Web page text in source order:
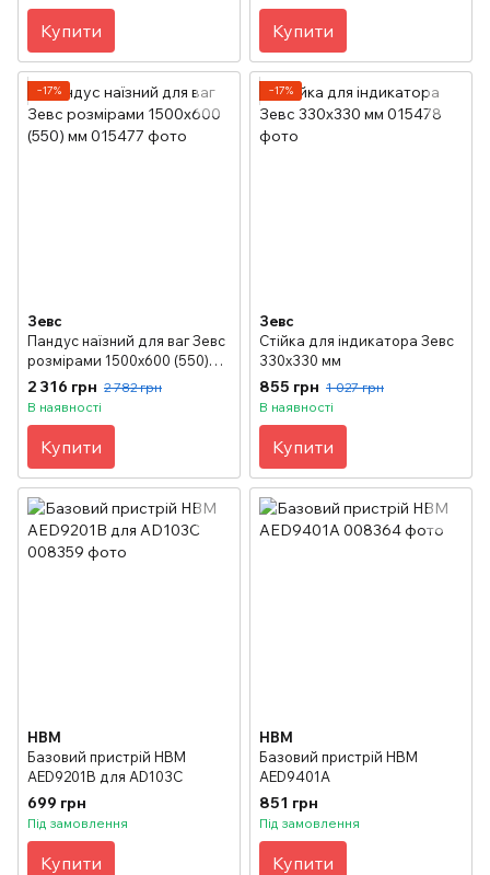
Купити Купити
−17%
Зевс
Пандус наїзний для ваг Зевс
розмірами 1500х600 (550)
мм
2 316 грн 2 782 грн
В наявності
Купити
−17%
Зевс
Стійка для індикатора Зевс
330х330 мм
855 грн 1 027 грн
В наявності
Купити
HBM
Базовий пристрій HBM
AED9201B для AD103С
699 грн
Під замовлення
Купити
HBM
Базовий пристрій HBM
AED9401A
851 грн
Під замовлення
Купити